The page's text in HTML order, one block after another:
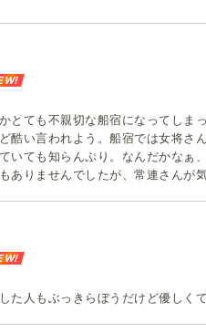
とても不親切な船宿になってしま
酷い言われよう。船宿では女将
いても知らんぷり。なんだかなぁ
ありませんでしたが、常連さんが
た人もぶっきらぼうだけど優しく